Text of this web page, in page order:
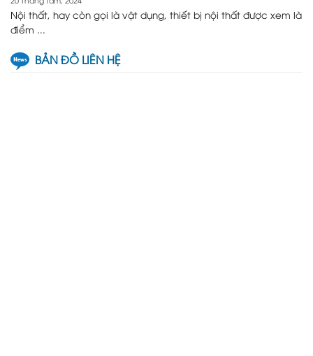
Nội thất, hay còn gọi là vật dụng, thiết bị nội thất được xem là
điểm ...
BẢN ĐỒ LIÊN HỆ